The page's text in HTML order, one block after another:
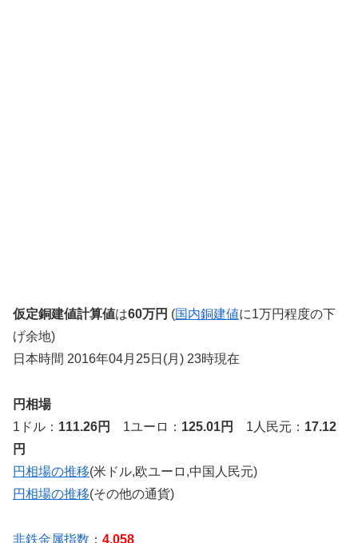
仮定銅建値計算値は60万円 (国内銅建値に1万円程度の下
げ余地)
日本時間 2016年04月25日(月) 23時現在
円相場
1ドル： 111.26円 1ユーロ： 125.01円 1人民元： 17.12
円
円相場の推移(米ドル,欧ユーロ,中国人民元)
円相場の推移(その他の通貨)
非鉄金属指数 ： 4,058